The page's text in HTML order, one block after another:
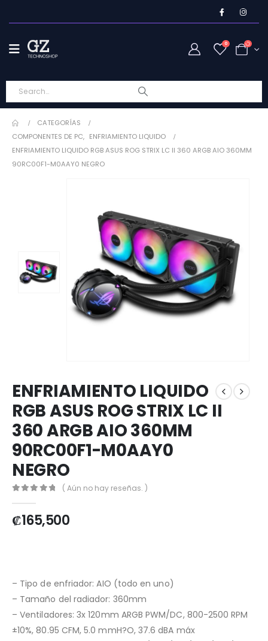
0
CATEGORÍAS
COMPONENTES DE PC, ENFRIAMIENTO LIQUIDO
ENFRIAMIENTO LIQUIDO RGB ASUS ROG STRIX LC II 360 ARGB AIO 360MM
90RC00F1-M0AAY0 NEGRO
ENFRIAMIENTO LIQUIDO
RGB ASUS ROG STRIX LC II
360 ARGB AIO 360MM
90RC00F1-M0AAY0
NEGRO
( Aún no hay reseñas. )
₡165,500
– Tipo de enfriador: AIO (todo en uno)
– Tamaño del radiador: 360mm
– Ventiladores: 3x 120mm ARGB PWM/DC, 800-2500 RPM
±10%, 80.95 CFM, 5.0 mmH?O, 37.6 dBA máx